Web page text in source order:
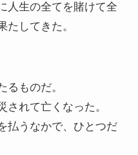
人生の全てを賭けて全
たしてきた。
るものだ。
されて亡くなった。
払うなかで、ひとつだ